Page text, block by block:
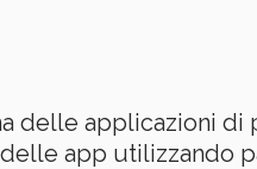
delle applicazioni
app utilizzando